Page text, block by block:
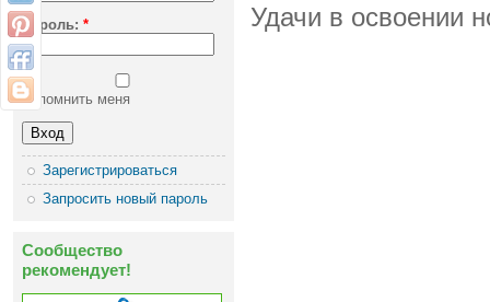
Пароль: *
Запомнить меня
Зарегистрироваться
Запросить новый пароль
Сообщество
рекомендует!
Удачи в освоении